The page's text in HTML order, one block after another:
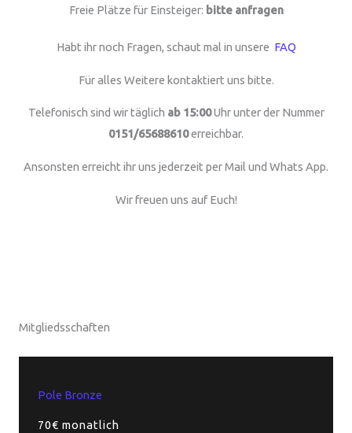
Freie Plätze für Einsteiger: bitte anfragen
Habt ihr noch Fragen, schaut mal in unsere FAQ
Für alles Weitere kontaktiert uns bitte.
Telefonisch sind wir täglich ab 15:00Uhr unter der Nummer
0151/65688610erreichbar.
Ansonsten erreicht ihr uns jederzeit per Mail und Whats App.
Wir freuen uns auf Euch!
Mitgliedsschaften
Pole Bronze
70€ monatlich